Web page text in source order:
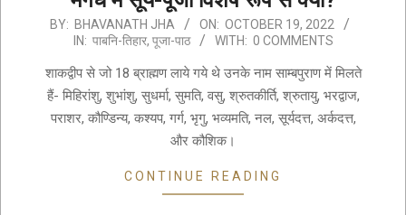
2022-
19
BY: BHAVANATH JHA ON: OCTOBER 19, 2022
IN: पाबनि-तिहार, पूजा-पाठ WITH: 0 COMMENTS
शाकद्वीप से जो 18 ब्राह्मण लाये गये थे उनके नाम साम्बपुराण में मिलते
हैं- मिहिरांशु, शुभांशु, सुधर्मा, सुमति, वसु, श्रुतकीर्ति, श्रुतायु, भरद्वाज,
पराशर, कौण्डिन्य, कश्यप, गर्ग, भृगु, भव्यमति, नल, सूर्यदत्त, अर्कदत्त,
और कौशिक।
CONTINUE READING